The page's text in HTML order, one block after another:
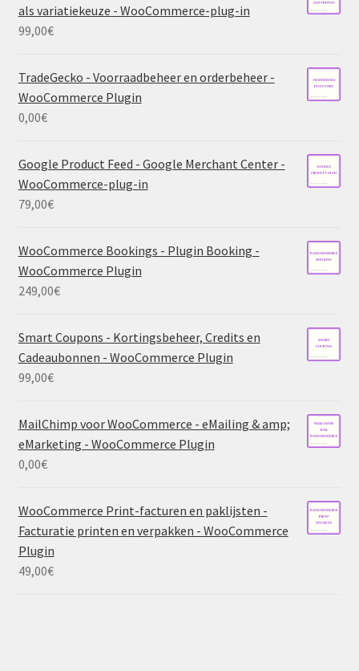
als variatiekeuze - WooCommerce-plug-in
99,00€
TradeGecko - Voorraadbeheer en orderbeheer -
WooCommerce Plugin
0,00€
Google Product Feed - Google Merchant Center -
WooCommerce-plug-in
79,00€
WooCommerce Bookings - Plugin Booking -
WooCommerce Plugin
249,00€
Smart Coupons - Kortingsbeheer, Credits en
Cadeaubonnen - WooCommerce Plugin
99,00€
MailChimp voor WooCommerce - eMailing & amp;
eMarketing - WooCommerce Plugin
0,00€
WooCommerce Print-facturen en paklijsten -
Facturatie printen en verpakken - WooCommerce
Plugin
49,00€